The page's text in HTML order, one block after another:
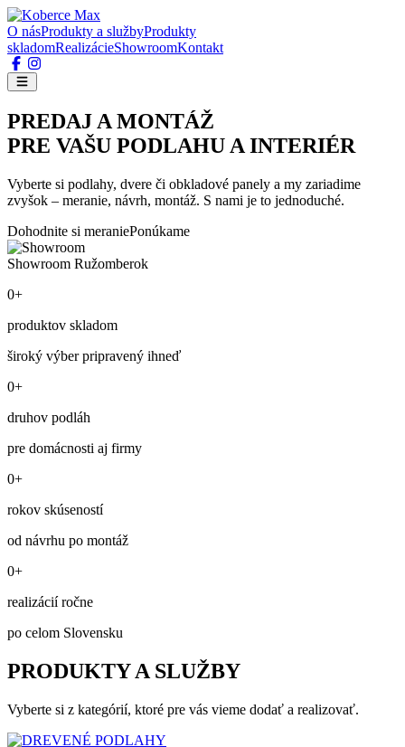
O násProdukty a službyProdukty
skladomRealizácieShowroomKontakt
PREDAJ A MONTÁŽ
PRE VAŠU PODLAHU A INTERIÉR
Vyberte si podlahy, dvere či obkladové panely a my zariadime
zvyšok – meranie, návrh, montáž. S nami je to jednoduché.
Dohodnite si meraniePonúkame
Showroom Ružomberok
0+
produktov skladom
široký výber pripravený ihneď
0+
druhov podláh
pre domácnosti aj firmy
0+
rokov skúseností
od návrhu po montáž
0+
realizácií ročne
po celom Slovensku
PRODUKTY A SLUŽBY
Vyberte si z kategórií, ktoré pre vás vieme dodať a realizovať.